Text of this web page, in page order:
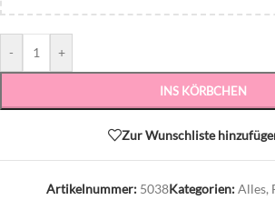
- +
INS KÖRBCHEN
Zur Wunschliste
Artikelnummer: 5038Kategorien:Alles,